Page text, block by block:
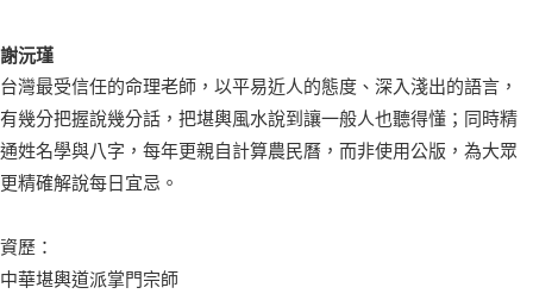
謝沅瑾
台灣最受信任的命理老師，以平易近人的態度、深入淺出的語言，
有幾分把握說幾分話，把堪輿風水說到讓一般人也聽得懂；同時精
通姓名學與八字，每年更親自計算農民曆，而非使用公版，為大眾
更精確解說每日宜忌。
資歷：
中華堪輿道派掌門宗師